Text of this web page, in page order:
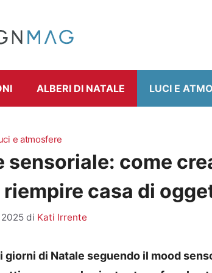
ALBERI DI NATALE LUCI E
e atmosfere
sensoriale: come
riempire casa di
di Kati Irrente
giorni di Natale seguendo il mood